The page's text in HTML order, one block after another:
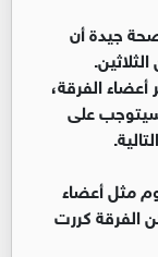
جيدة أن
سن الثلاثين.
وهو أكبر أعضاء الفرقة،
سنة 2021، فيما سيتوجب على
مثل أعضاء
الفرقة كررت